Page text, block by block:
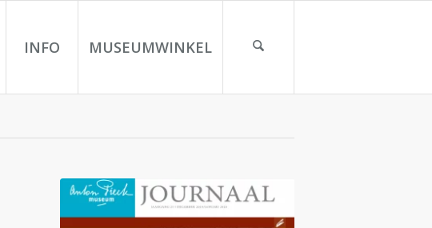
INFO MUSEUMWINKEL